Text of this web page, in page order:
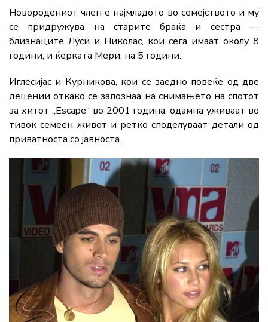
Ново­родениот член е најмладото во семејството и му
се придружува на старите браќа и сестра —
близнаците Луси и Николас, кои сега имаат околу 8
години, и ќерката Мери, на 5 години.
Иглесијас и Курникова, кои се заедно повеќе од две
децении откако се запознаа на снимањето на спотот
за хитот „Escape“ во 2001 година, одамна уживаат во
тивок семеен живот и ретко споделуваат детали од
приватноста со јавноста.